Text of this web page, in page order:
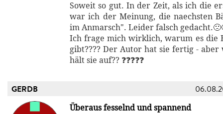
Soweit so gut. In der Zeit, als ich die
war ich der Meinung, die naechsten
im Anmarsch". Leider falsch
Ich frage mich wirklich, warum es die
gibt???? Der Autor hat sie fertig - aber
hält sie auf?? ❓❓❓❓❓
GERDB
Überaus fesselnd und spannend